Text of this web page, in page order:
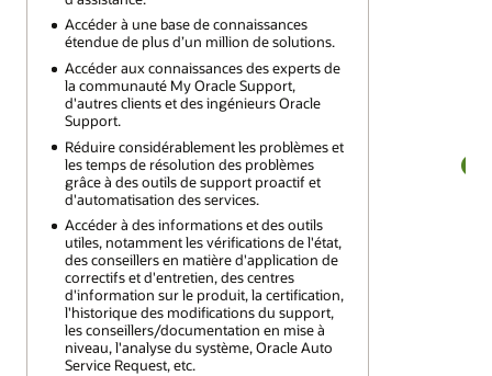
Accéder à une base de connaissances
étendue de plus d’un million de solutions.
Accéder aux connaissances des experts de
la communauté My Oracle Support,
d'autres clients et des ingénieurs Oracle
Support.
Réduire considérablement les problèmes et
les temps de résolution des problèmes
grâce à des outils de support proactif et
d'automatisation des services.
Accéder à des informations et des outils
utiles, notamment les vérifications de l'état,
des conseillers en matière d'application de
correctifs et d'entretien, des centres
d'information sur le produit, la certification,
l'historique des modifications du support,
les conseillers/documentation en mise à
niveau, l'analyse du système, Oracle Auto
Service Request, etc.
Accéder à une base de connaissances
étendue de plus d’un million de solutions.
Accéder aux connaissances des experts de
la communauté My Oracle Support,
d'autres clients et des ingénieurs Oracle
Support.
Réduire considérablement les problèmes et
les temps de résolution des problèmes
grâce à des outils de support proactif et
d'automatisation des services.
Accéder à des informations et des outils
utiles, notamment les vérifications de l'état,
des conseillers en matière d'application de
correctifs et d'entretien, des centres
d'information sur le produit, la certification,
l'historique des modifications du support,
les conseillers/documentation en mise à
niveau, l'analyse du système, Oracle Auto
Service Request, etc.